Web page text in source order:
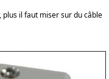
plus il faut miser sur du câble